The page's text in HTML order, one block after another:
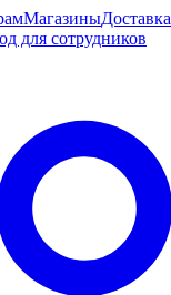
МагазиныДоставка
для сотрудников